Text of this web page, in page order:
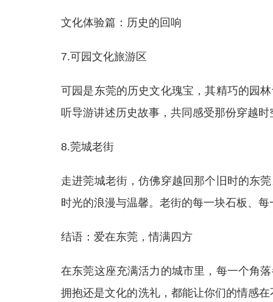
文化体验篇：历史的回响
7.可园文化旅游区
可园是东莞的历史文化瑰宝，其精巧的园
听导游讲述历史故事，共同感受那份穿越
8.莞城老街
走进莞城老街，仿佛穿越回那个旧时的东
时光的浪漫与温馨。老街的每一块石板、
结语：爱在东莞，情满四方
在东莞这座充满活力的城市里，每一个角
拥抱还是文化的洗礼，都能让你们的情感